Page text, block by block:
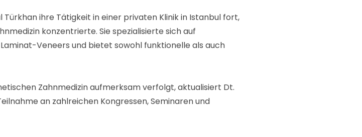
ihre Tätigkeit in einer privaten Klinik in Istanbul fort,
konzentrierte. Sie spezialisierte sich auf
Veneers und bietet sowohl funktionelle als auch
Zahnmedizin aufmerksam verfolgt, aktualisiert Dt.
an zahlreichen Kongressen, Seminaren und